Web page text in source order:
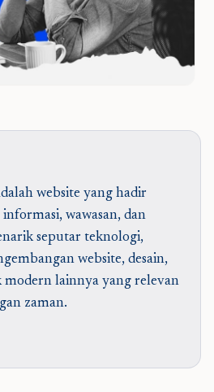
website yang hadir
wawasan, dan
seputar teknologi,
website, desain,
modern lainnya yang relevan
zaman.